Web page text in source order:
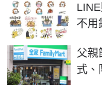
不用
父親
式